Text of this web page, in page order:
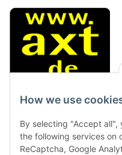
Domain name axt.de aus
zu verkaufen
5.976,00 €*
How we use
By selecting "Accept all",
the following services on
ReCaptcha, Google